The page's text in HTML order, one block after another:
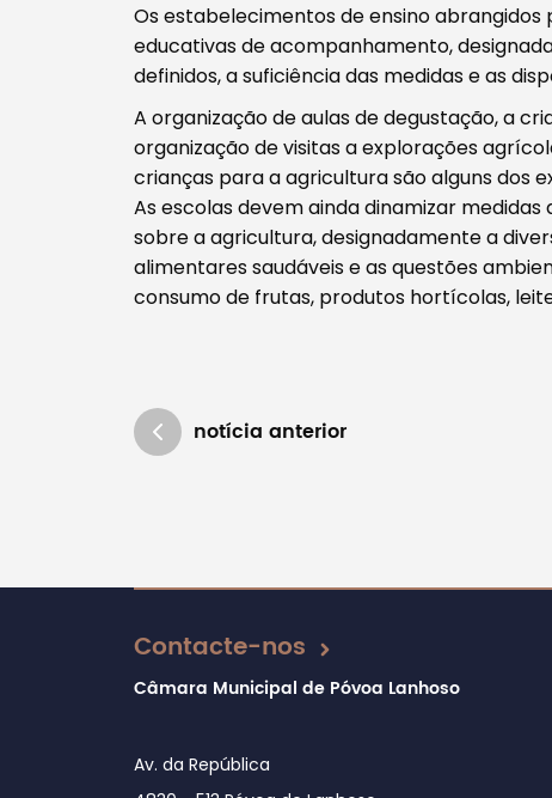
Filtros
Os estabelecimentos de ensino
educativas de acompanhamento,
definidos, a suficiência das medidas e as
A organização de aulas de degustação, a
organização de visitas a explorações
crianças para a agricultura são alguns dos
As escolas devem ainda dinamizar
sobre a agricultura, designadamente a
alimentares saudáveis e as questões
consumo de frutas, produtos hortícolas,
notícia anterior
Atualizado em 01/08/2024
Contacte-nos
Câmara Municipal de Póvoa Lanhoso
Av. da República